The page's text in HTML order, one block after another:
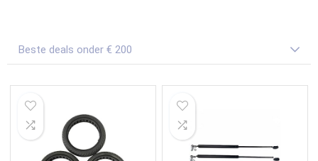
Beste deals onder € 200